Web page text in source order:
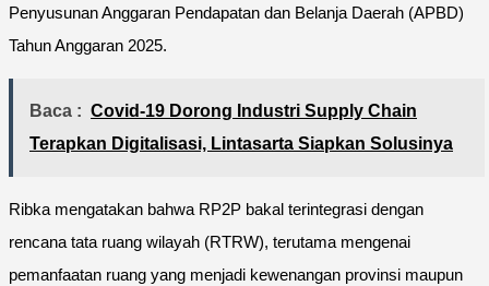
Penyusunan Anggaran Pendapatan dan Belanja Daerah (APBD)
Tahun Anggaran 2025.
Baca : Covid-19 Dorong Industri Supply Chain
Terapkan Digitalisasi, Lintasarta Siapkan Solusinya
Ribka mengatakan bahwa RP2P bakal terintegrasi dengan
rencana tata ruang wilayah (RTRW), terutama mengenai
pemanfaatan ruang yang menjadi kewenangan provinsi maupun